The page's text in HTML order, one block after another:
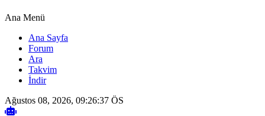
Ana Menü
Ana Sayfa
Forum
Ara
Takvim
İndir
Ağustos 08, 2026, 09:26:37 ÖS